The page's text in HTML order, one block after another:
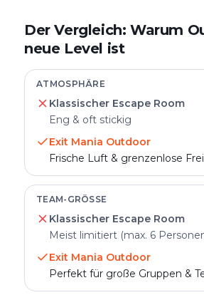
Der Vergleich: Warum
neue Level ist
ATMOSPHÄRE
Klassischer Escape Room
Eng & oft stickig
Exit Mania Outdoor
Frische Luft & grenzenlose
TEAM-GRÖSSE
Klassischer Escape Room
Meist limitiert (max. 6
Exit Mania Outdoor
Perfekt für große Gruppen &